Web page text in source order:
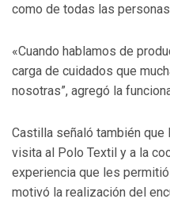
como de todas las
«Cuando hablamos de
carga de cuidados que
nosotras”, agregó la
Castilla señaló también que
visita al Polo Textil y a la
experiencia que les
motivó la realización del